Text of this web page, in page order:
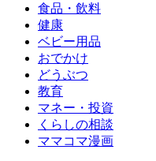
食品・飲料
健康
ベビー用品
おでかけ
どうぶつ
教育
マネー・投資
くらしの相談
ママコマ漫画